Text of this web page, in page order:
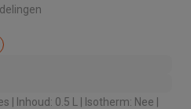
|